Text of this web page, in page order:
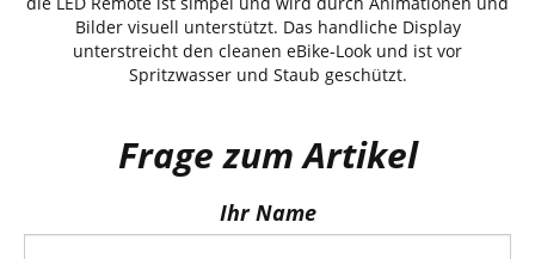
Bilder visuell unterstützt. Das handliche Display
unterstreicht den cleanen eBike-Look und ist vor
Spritzwasser und Staub geschützt.
Frage zum Artikel
Ihr Name